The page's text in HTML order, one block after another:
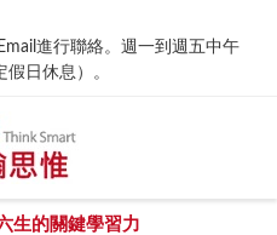
進行聯絡。週一到週五中午
日休息）。
生的關鍵學習力